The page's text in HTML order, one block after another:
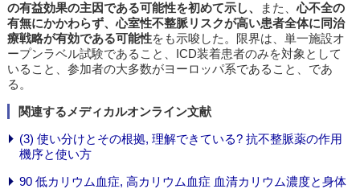
の有益効果の主因である可能性を初めて示し、
また、心不全の
有無にかかわらず、心室性不整脈リスクが高い患者全体に同治
療戦略が有効である可能性をも示唆した。限界は、単一施設オ
ープンラベル試験であること、ICD装着患者のみを対象として
いること、参加者の大多数がヨーロッパ系であること、であ
る。
関連するメディカルオンライン文献
(3) 使い分けとその根拠, 理解できている? 抗不整脈薬の作用
機序と使い方
90 低カリウム血症, 高カリウム血症 血清カリウム濃度と身体